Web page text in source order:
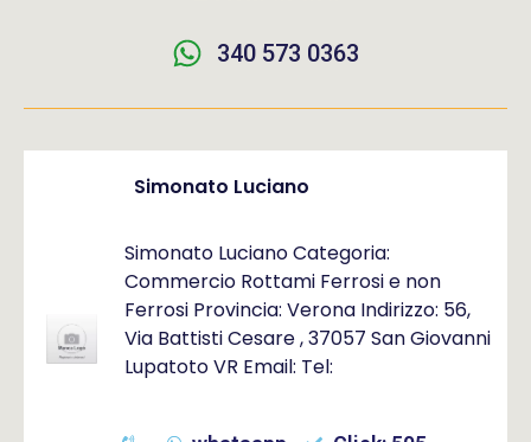
340 573 0363
Simonato Luciano
Simonato Luciano Categoria:
Commercio Rottami Ferrosi e non
Ferrosi Provincia: Verona Indirizzo: 56,
Via Battisti Cesare , 37057 San Giovanni
Lupatoto VR Email: Tel: